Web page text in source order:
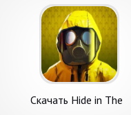
Андроид
Скачать Hide in The